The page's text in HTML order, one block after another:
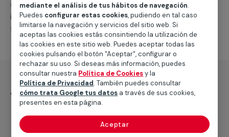
suministro de los materiales necesarios, las
intervenciones a realizar, o la mano de obra que hará
falta para completar tu proyecto.
¿Qué incluye?
mediante el análisis de tus hábitos de navegación.
Puedes configurar estas cookies, pudiendo en tal caso
limitarse la navegación y servicios del sitio web. Si
aceptas las cookies estás consintiendo la utilización de
las cookies en este sitio web. Puedes aceptar todas las
cookies pulsando el botón "Aceptar", configurar o
rechazar su uso. Si deseas más información, puedes
consultar nuestra Política de Cookiesy la
Política de Privacidad. También puedes consultar
cómo trata Google tus datos a través de sus cookies,
presentes en esta página.
Aceptar